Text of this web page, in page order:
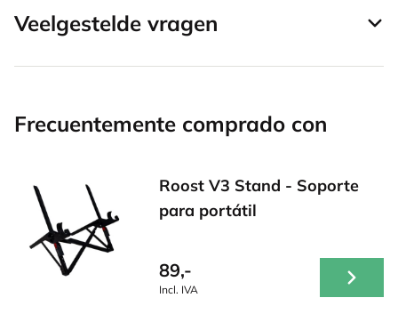
Veelgestelde vragen
Frecuentemente comprado con
Roost V3 Stand - Soporte
para portátil
89,-
Incl. IVA